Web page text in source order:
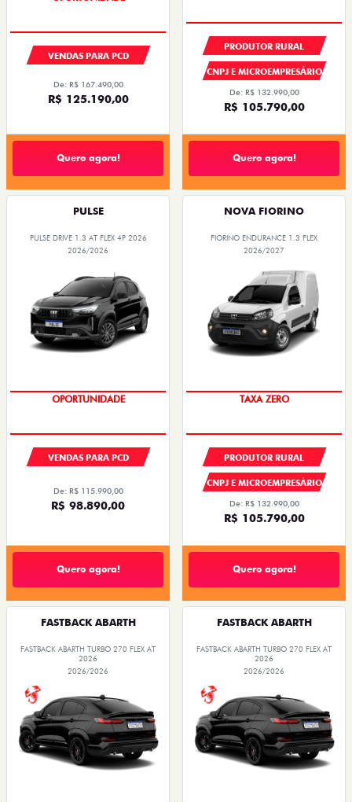
VENDAS PARA PCD
De: R$ 167.490,00
R$ 125.190,00
Quero agora!
PRODUTOR RURAL
CNPJ E MICROEMPRESÁRIO
De: R$ 132.990,00
R$ 105.790,00
Quero agora!
PULSE
PULSE DRIVE 1.3 AT FLEX 4P 2026
2026/2026
OPORTUNIDADE
VENDAS PARA PCD
De: R$ 115.990,00
R$ 98.890,00
Quero agora!
NOVA FIORINO
FIORINO ENDURANCE 1.3 FLEX
2026/2027
TAXA ZERO
PRODUTOR RURAL
CNPJ E MICROEMPRESÁRIO
De: R$ 132.990,00
R$ 105.790,00
Quero agora!
FASTBACK ABARTH
FASTBACK ABARTH TURBO 270 FLEX AT
2026
2026/2026
FASTBACK ABARTH
FASTBACK ABARTH TURBO 270 FLEX AT
2026
2026/2026